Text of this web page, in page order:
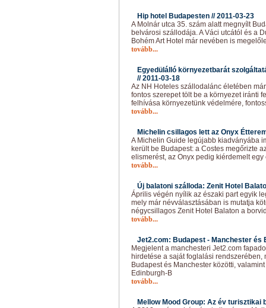
Hip hotel Budapesten //2011-03-23
A Molnár utca 35. szám alatt megnyílt
belvárosi szállodája. A Váci utcától és a
Bohém Art Hotel már nevében is
tovább...
Egyedülálló környezetbarát
//2011-03-18
Az NH Hoteles szállodalánc életében
fontos szerepet tölt be a környezet iránti
felhívása környezetünk védelmére,
tovább...
Michelin csillagos lett az Onyx
A Michelin Guide legújabb kiadványába
került be Budapest: a Costes megőrizte
elismerést, az Onyx pedig kiérdemelt egy
tovább...
Új balatoni szálloda: Zenit Hotel
Április végén nyílik az északi part egyik
mely már névválasztásában is mutatja
négycsillagos Zenit Hotel Balaton a
tovább...
Jet2.com: Budapest - Manchester és
Megjelent a manchesteri Jet2.com
hirdetése a saját foglalási rendszerében,
Budapest és Manchester közötti,
Edinburgh-B
tovább...
Mellow Mood Group: Az év turisztikai